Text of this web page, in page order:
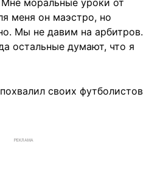
моральные уроки от
меня он маэстро, но
Мы не давим на арбитров.
остальные думают, что я
своих футболистов
РЕКЛАМА